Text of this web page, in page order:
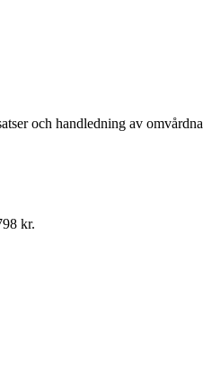
och handledning av
kr.